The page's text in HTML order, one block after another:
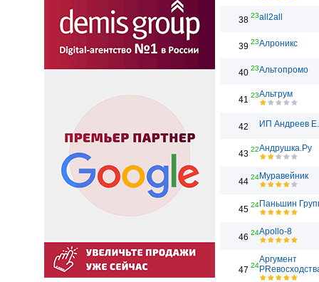
38 23all2all
39 23Алроникс
40 23Альтопромо
41 23Альтрум
42 ИП Андреев
43 22Андрушка.Ру
44 24Муравейник
45 24Паньшин
46 24Apollo-8
47 24
Аргумент